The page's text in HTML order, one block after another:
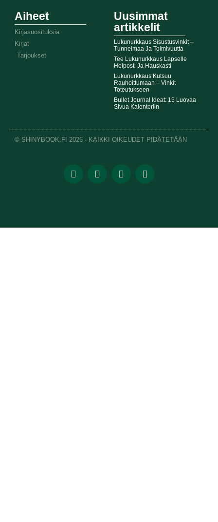
Aiheet
Kirjasuosituksia
Kirjat
Tarjoukset
Uusimmat
artikkelit
Lukunurkkaus Sisustusvinkit –
Tunnelmaa Ja Toimivuutta
Tee Lukunurkkaus Lapselle
Helposti Ja Hauskasti
Lukunurkkaus Kutsuu
Rauhoittumaan – Vinkit
Toteutukseen
Bullet Journal Ideat: 15 Luovaa
Sivua Kalenteriin
© SHINYBOOK.FI 2026 - KAIKKI OIKEUDET PIDÄTETÄÄN